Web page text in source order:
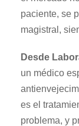
paciente, se
magistral,
Desde
un médico
es el
problema, y